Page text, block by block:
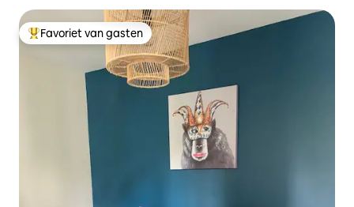
Topfavoriet van gasten
Favoriet van gasten